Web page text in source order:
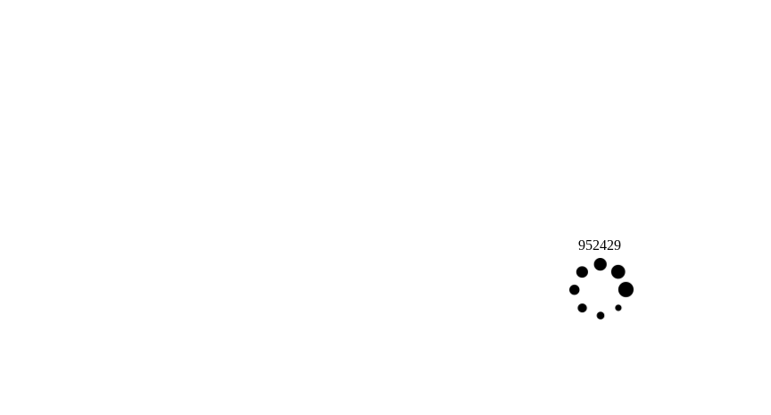
952429